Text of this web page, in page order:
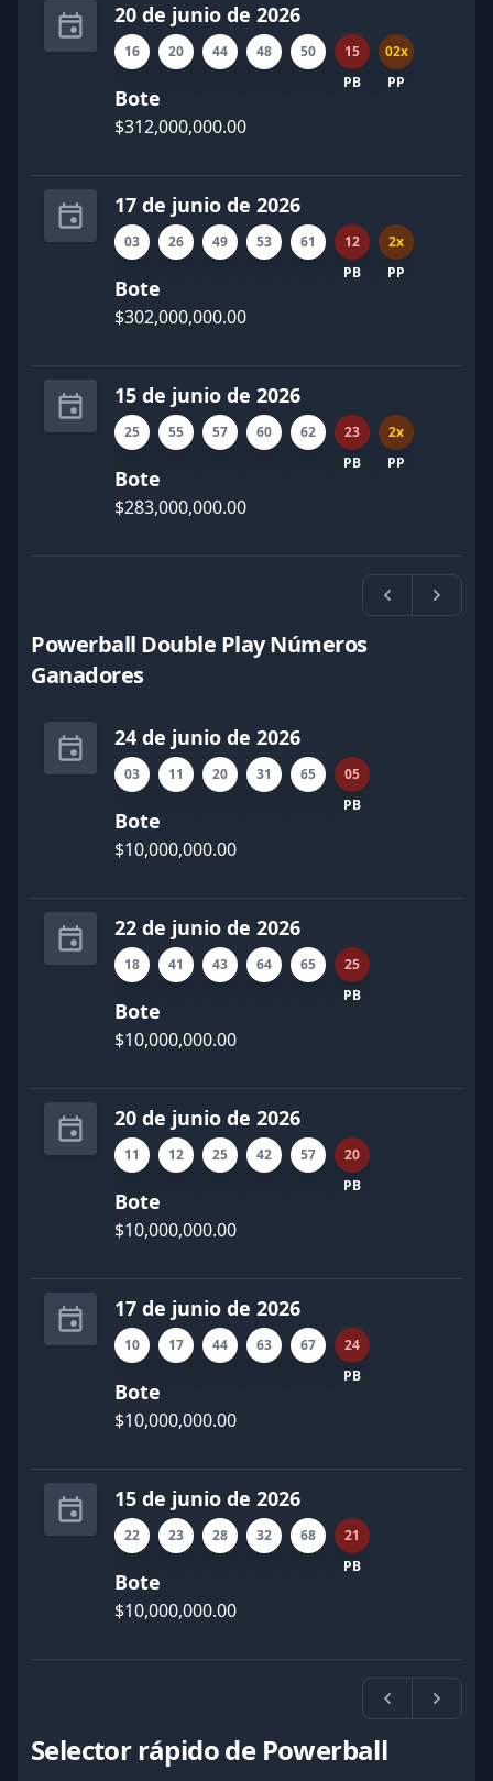
20 de junio de 2026
16 20 44 48
50
PB
15
PP
02x
Bote
$312,000,000.00
17 de junio de 2026
03 26 49 53
61
PB
12
PP
2x
Bote
$302,000,000.00
15 de junio de 2026
25 55 57 60
62
PB
23
PP
2x
Bote
$283,000,000.00
Previa
Powerball Double Play Números
Ganadores
24 de junio de 2026
03 11 20 31
65
PB
05
Bote
$10,000,000.00
22 de junio de 2026
18 41 43 64
65
PB
25
Bote
$10,000,000.00
20 de junio de 2026
11 12 25 42
57
PB
20
Bote
$10,000,000.00
17 de junio de 2026
10 17 44 63
67
PB
24
Bote
$10,000,000.00
15 de junio de 2026
22 23 28 32
68
PB
21
Bote
$10,000,000.00
Previa
Selector rápido de Powerball